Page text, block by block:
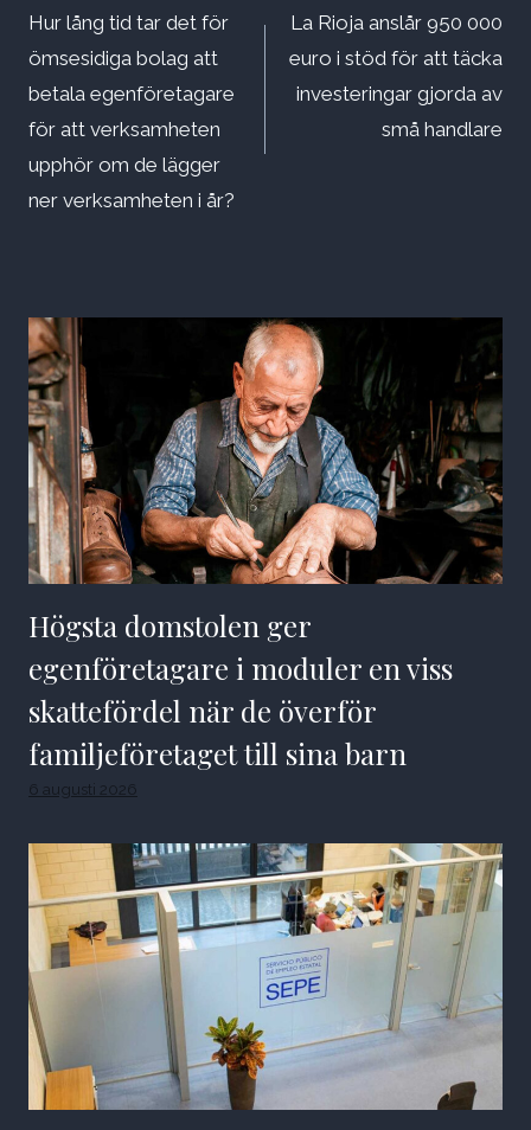
Hur lång tid tar det för
ömsesidiga bolag att
betala egenföretagare
för att verksamheten
upphör om de lägger
ner verksamheten i år?
La Rioja anslår 950 000
euro i stöd för att täcka
investeringar gjorda av
små handlare
Högsta domstolen ger
egenföretagare i moduler en viss
skattefördel när de överför
familjeföretaget till sina barn
6 augusti 2026